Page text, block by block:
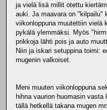
ja vielä lisä millit otettu
auki. Ja maavara on "kilpailu"
viikonloppuna muutettiin vielä
pykälä ylemmäksi. Myös
prikkoja lähti pois ja auto
Niin ja iskari setuppina toimi:
mugenin valkoiset.
Meni muuten viikonloppuna
hihna vaurion huomasin
tällä hetkellä takana mugen